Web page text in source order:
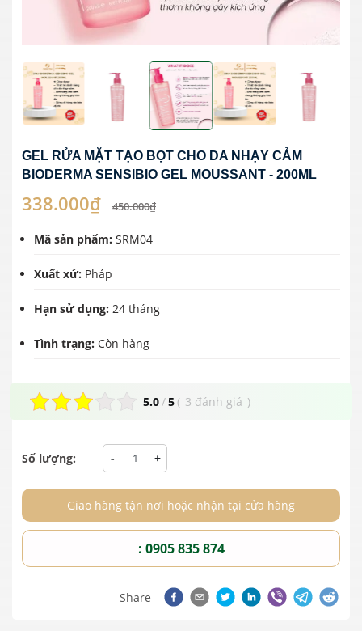
GEL RỬA MẶT TẠO BỌT CHO DA NHẠY CẢM
BIODERMA SENSIBIO GEL MOUSSANT - 200ML
338.000₫ 450.000₫
Mã sản phẩm: SRM04
Xuất xứ: Pháp
Hạn sử dụng: 24 tháng
Tình trạng: Còn hàng
5.0/5( 3 đánh giá )
Số lượng: - +
Giao hàng tận nơi hoặc nhận tại cửa hàng
: 0905 835 874
Share